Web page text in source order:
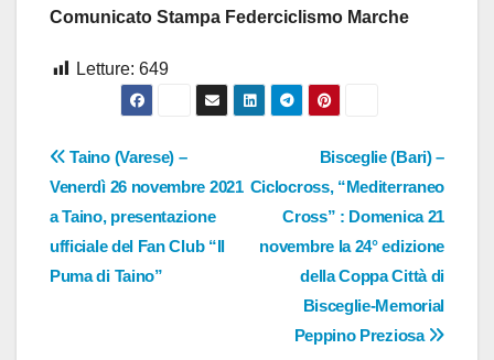
Comunicato Stampa Federciclismo Marche
Letture: 649
Navigazione
articoli
Bisceglie (Bari) –
Ciclocross, “Mediterraneo
Cross” : Domenica 21
novembre la 24° edizione
della Coppa Città di
Bisceglie-Memorial
Peppino Preziosa
Taino (Varese) –
Venerdì 26 novembre 2021
a Taino, presentazione
ufficiale del Fan Club “Il
Puma di Taino”